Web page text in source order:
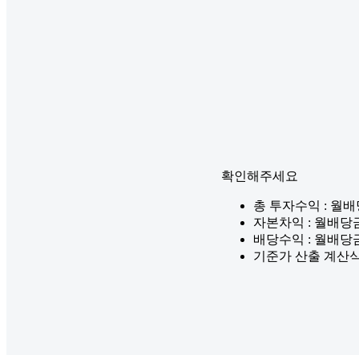
확인해주세요
총 투자수익 : 월
자본차익 : 월배당
배당수익 : 월배당
기준가 산출 계산